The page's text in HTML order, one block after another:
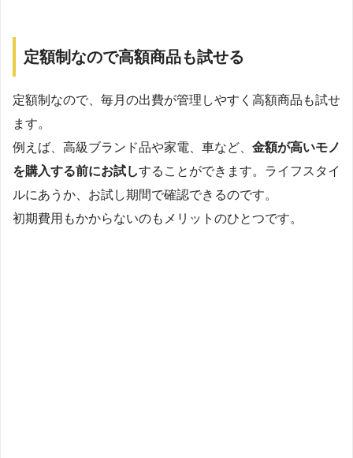
定額制なので高額商品も試せる
定額制なので、毎月の出費が管理しやすく高額商品も試せ
ます。
例えば、高級ブランド品や家電、車など、 金額が高いモノ
を購入する前にお試しすることができます。ライフスタイ
ルにあうか、お試し期間で確認できるのです。
初期費用もかからないのもメリットのひとつです。